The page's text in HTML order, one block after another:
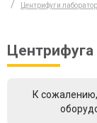
Центрифуги
К